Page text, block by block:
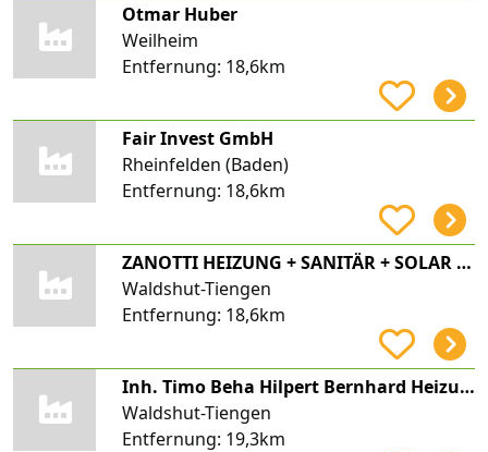
Otmar Huber
Weilheim
Entfernung: 18,6km
Fair Invest GmbH
Rheinfelden (Baden)
Entfernung: 18,6km
ZANOTTI HEIZUNG + SANITÄR + SOLAR e.K.
Waldshut-Tiengen
Entfernung: 18,6km
Inh. Timo Beha Hilpert Bernhard Heizungsbau Heizungsbau
Waldshut-Tiengen
Entfernung: 19,3km